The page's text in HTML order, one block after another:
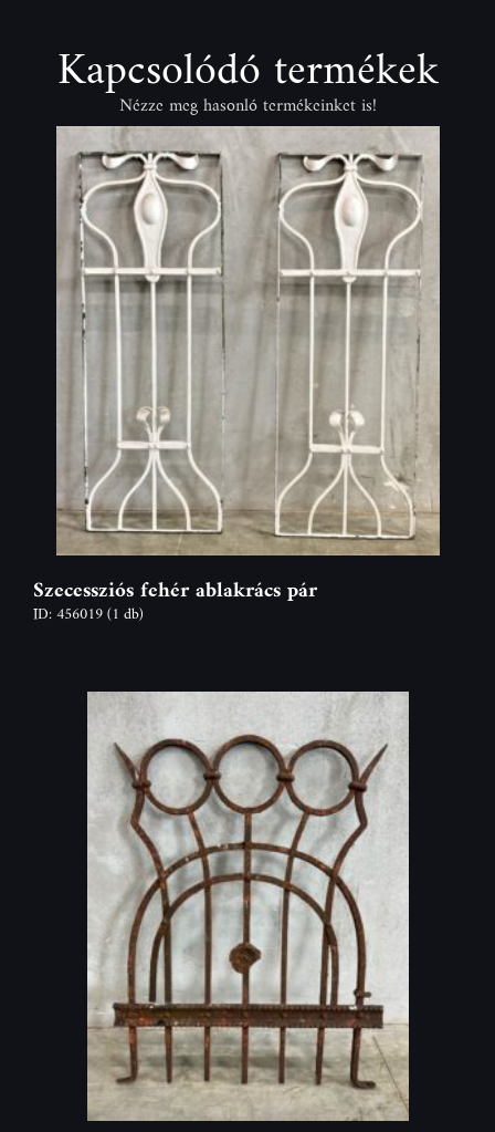
Kapcsolódó termékek
Nézze meg hasonló termékeinket is!
Szecessziós fehér ablakrács pár
ID: 456019(1 db)